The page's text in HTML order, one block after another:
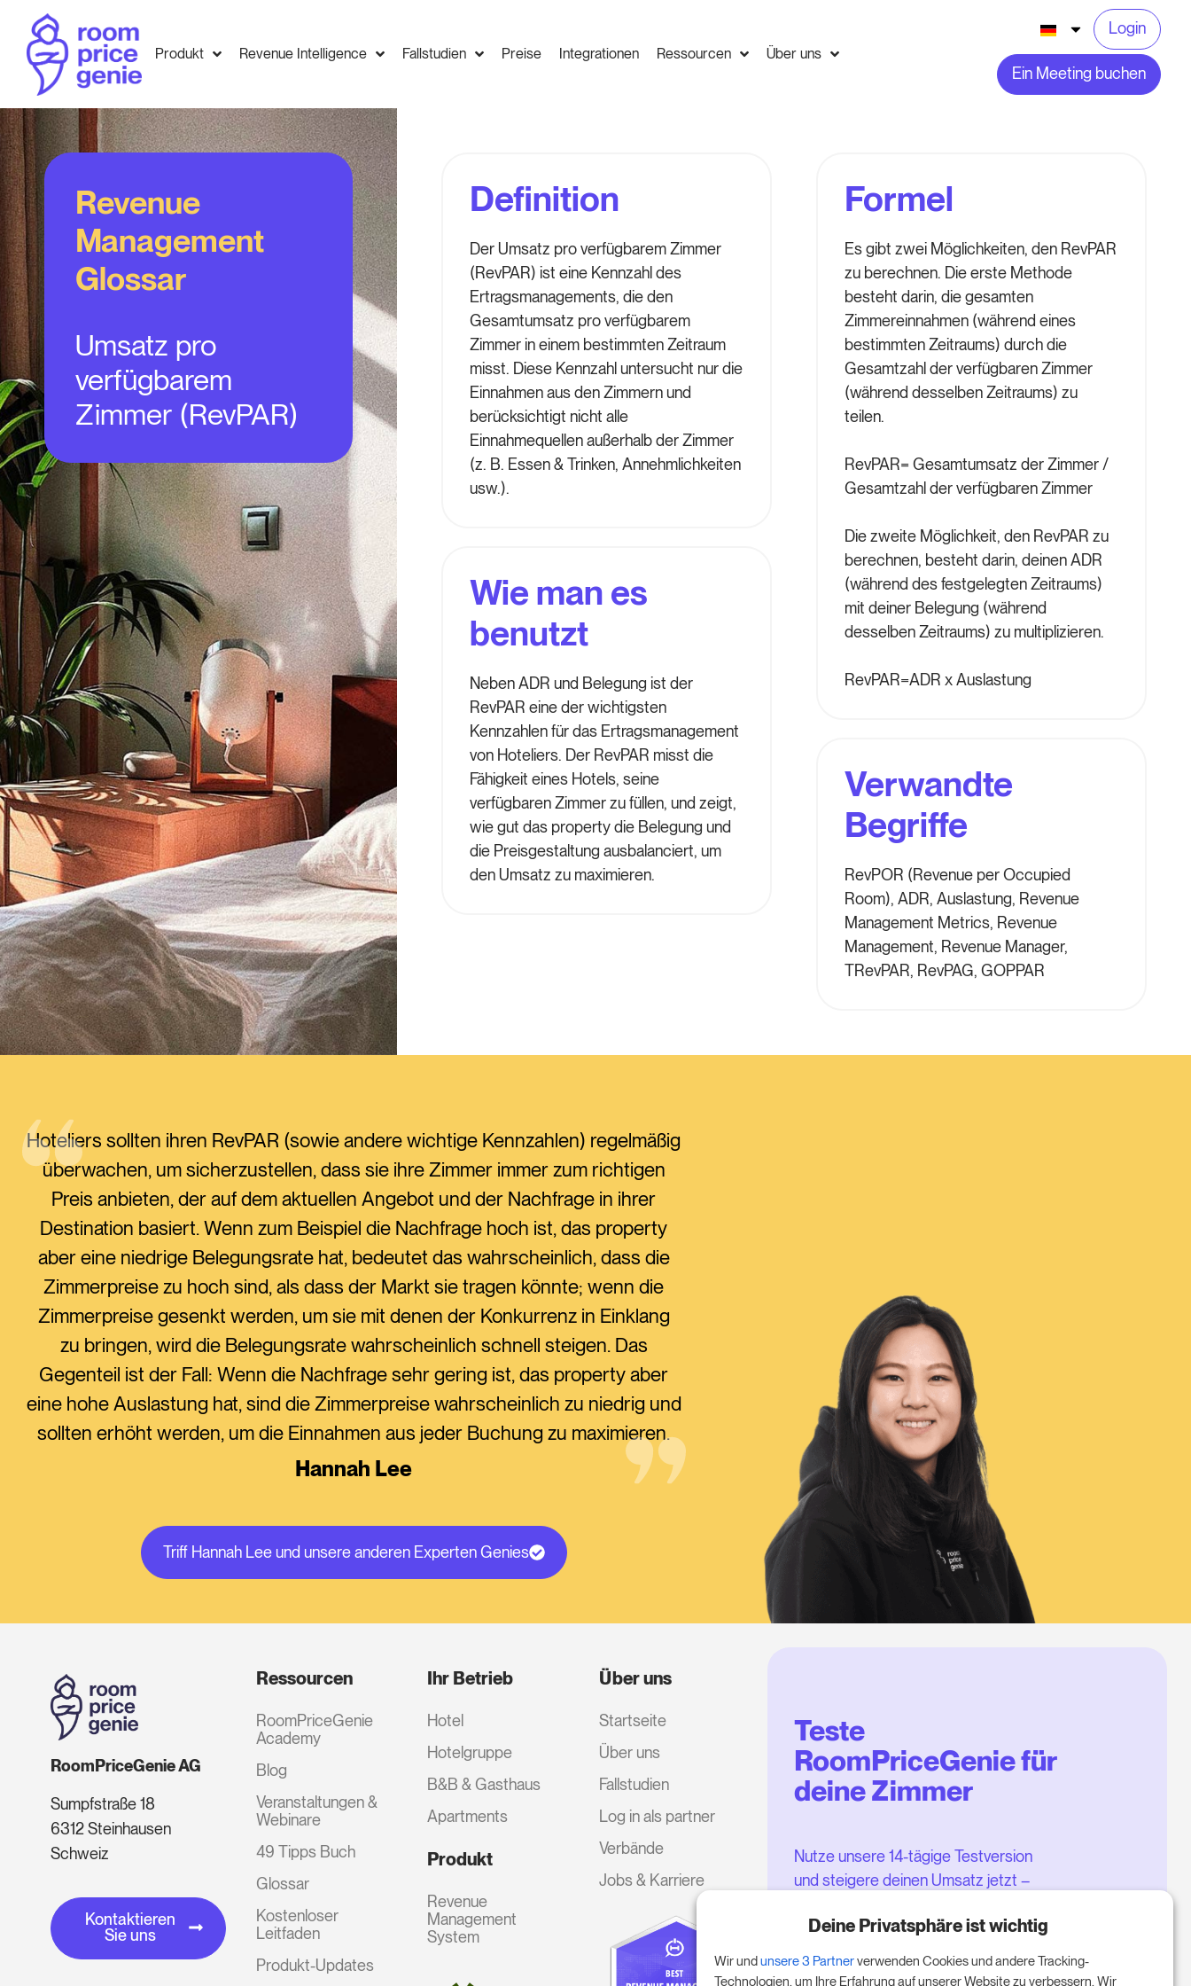
Produkt Revenue Intelligence Fallstudien Preise Integrationen Ressourcen Über uns
Login
Ein Meeting buchen
Revenue
Management
Glossar
Umsatz pro
verfügbarem
Zimmer (RevPAR)
Definition
Der Umsatz pro verfügbarem Zimmer
(RevPAR) ist eine Kennzahl des
Ertragsmanagements, die den
Gesamtumsatz pro verfügbarem
Zimmer in einem bestimmten Zeitraum
misst. Diese Kennzahl untersucht nur die
Einnahmen aus den Zimmern und
berücksichtigt nicht alle
Einnahmequellen außerhalb der Zimmer
(z. B. Essen & Trinken, Annehmlichkeiten
usw.).
Wie man es
benutzt
Neben ADR und Belegung ist der
RevPAR eine der wichtigsten
Kennzahlen für das Ertragsmanagement
von Hoteliers. Der RevPAR misst die
Fähigkeit eines Hotels, seine
verfügbaren Zimmer zu füllen, und zeigt,
wie gut das property die Belegung und
die Preisgestaltung ausbalanciert, um
den Umsatz zu maximieren.
Formel
Es gibt zwei Möglichkeiten, den RevPAR
zu berechnen. Die erste Methode
besteht darin, die gesamten
Zimmereinnahmen (während eines
bestimmten Zeitraums) durch die
Gesamtzahl der verfügbaren Zimmer
(während desselben Zeitraums) zu
teilen.
RevPAR= Gesamtumsatz der Zimmer /
Gesamtzahl der verfügbaren Zimmer
Die zweite Möglichkeit, den RevPAR zu
berechnen, besteht darin, deinen ADR
(während des festgelegten Zeitraums)
mit deiner Belegung (während
desselben Zeitraums) zu multiplizieren.
RevPAR=ADR x Auslastung
Verwandte
Begriffe
RevPOR (Revenue per Occupied
Room), ADR, Auslastung, Revenue
Management Metrics, Revenue
Management, Revenue Manager,
TRevPAR, RevPAG, GOPPAR
Hoteliers sollten ihren RevPAR (sowie andere wichtige Kennzahlen) regelmäßig
überwachen, um sicherzustellen, dass sie ihre Zimmer immer zum richtigen
Preis anbieten, der auf dem aktuellen Angebot und der Nachfrage in ihrer
Destination basiert. Wenn zum Beispiel die Nachfrage hoch ist, das property
aber eine niedrige Belegungsrate hat, bedeutet das wahrscheinlich, dass die
Zimmerpreise zu hoch sind, als dass der Markt sie tragen könnte; wenn die
Zimmerpreise gesenkt werden, um sie mit denen der Konkurrenz in Einklang
zu bringen, wird die Belegungsrate wahrscheinlich schnell steigen. Das
Gegenteil ist der Fall: Wenn die Nachfrage sehr gering ist, das property aber
eine hohe Auslastung hat, sind die Zimmerpreise wahrscheinlich zu niedrig und
sollten erhöht werden, um die Einnahmen aus jeder Buchung zu maximieren.
Hannah Lee
Triff Hannah Lee und unsere anderen Experten Genies
RoomPriceGenie AG
Sumpfstraße 18
6312 Steinhausen
Schweiz
Kontaktieren
Sie uns
Ressourcen
RoomPriceGenie
Academy
Blog
Veranstaltungen &
Webinare
49 Tipps Buch
Glossar
Kostenloser
Leitfaden
Produkt-Updates
Ihr Betrieb
Hotel
Hotelgruppe
B&B & Gasthaus
Apartments
Produkt
Revenue
Management
System
Über uns
Startseite
Über uns
Fallstudien
Log in als partner
Verbände
Jobs & Karriere
Teste
RoomPriceGenie für
deine Zimmer
Nutze unsere 14-tägige Testversion
und steigere deinen Umsatz jetzt –
Buche einen Termin, um deine
kostenlose 14-tägige Testphase
Deine Privatsphäre ist wichtig
Wir undunsere 3 Partnerverwenden Cookies und andere Tracking-
Technologien, um Ihre Erfahrung auf unserer Website zu verbessern. Wir